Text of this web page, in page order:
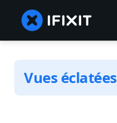
Vues éclatées